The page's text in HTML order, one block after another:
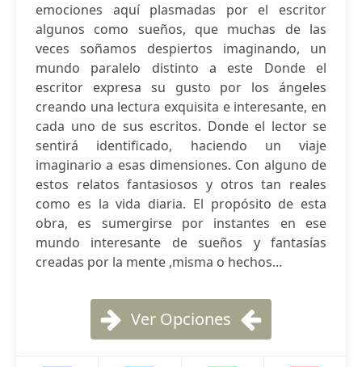
emociones aquí plasmadas por el escritor
algunos como sueños, que muchas de las
veces soñamos despiertos imaginando, un
mundo paralelo distinto a este Donde el
escritor expresa su gusto por los ángeles
creando una lectura exquisita e interesante, en
cada uno de sus escritos. Donde el lector se
sentirá identificado, haciendo un viaje
imaginario a esas dimensiones. Con alguno de
estos relatos fantasiosos y otros tan reales
como es la vida diaria. El propósito de esta
obra, es sumergirse por instantes en ese
mundo interesante de sueños y fantasías
creadas por la mente ,misma o hechos...
Ver Opciones